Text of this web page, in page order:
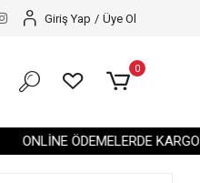
ONLİNE ÖDEMELERDE KARGO
Giriş Yap / Üye Ol
0